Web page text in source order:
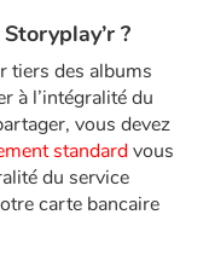
?
tiers des albums
à l’intégralité du
vous devez
standardvous
du service
carte bancaire